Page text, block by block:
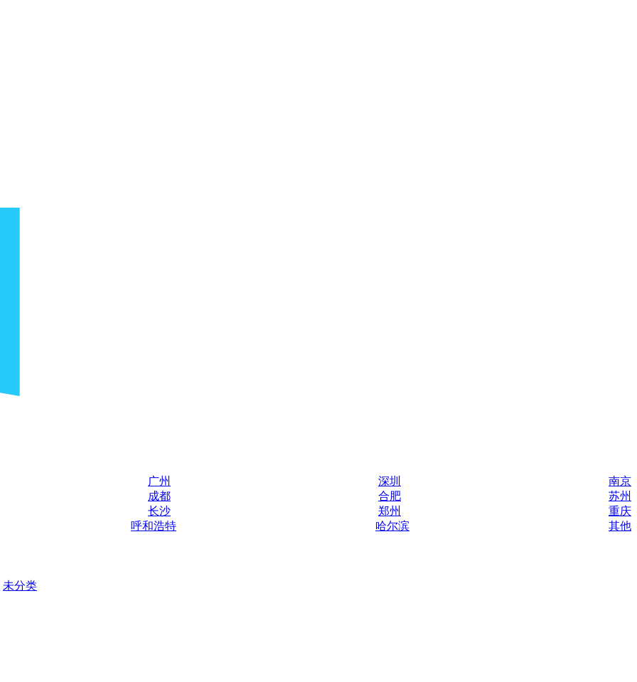
广州 深圳
南京
成都 合肥
苏州
长沙 郑州
重庆
呼和浩特 哈尔滨
其他
未分类